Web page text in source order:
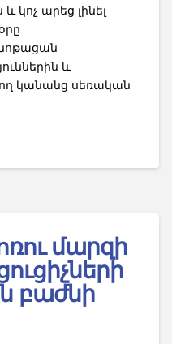
կոչ արեց լինել
և
կանանց սեռական
մարզի
բաժնի